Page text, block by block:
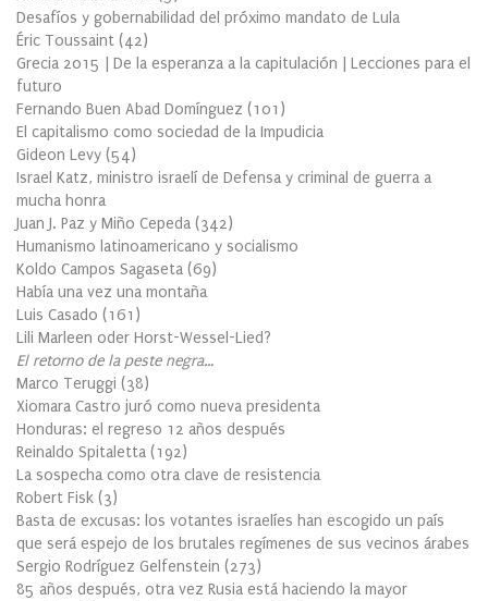
Desafíos y gobernabilidad del próximo mandato de Lula
Éric Toussaint (42)
Grecia 2015 | De la esperanza a la capitulación | Lecciones para el
futuro
Fernando Buen Abad Domínguez (101 )
El capitalismo como sociedad de la Impudicia
Gideon Levy (54)
Israel Katz, ministro israelí de Defensa y criminal de guerra a
mucha honra
Juan J. Paz y Miño Cepeda (342)
Humanismo latinoamericano y socialismo
Koldo Campos Sagaseta (69)
Había una vez una montaña
Luis Casado (161 )
Lili Marleen oder Horst-Wessel-Lied?
El retorno de la peste negra…
Marco Teruggi (38)
Xiomara Castro juró como nueva presidenta
Honduras: el regreso 12 años después
Reinaldo Spitaletta (192)
La sospecha como otra clave de resistencia
Robert Fisk (3)
Basta de excusas: los votantes israelíes han escogido un país
que será espejo de los brutales regímenes de sus vecinos árabes
Sergio Rodríguez Gelfenstein (273)
85 años después, otra vez Rusia está haciendo la mayor